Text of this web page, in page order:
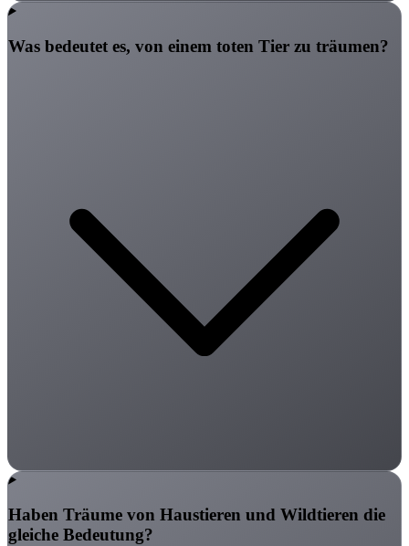
Was bedeutet es, von einem toten Tier zu träumen?
Haben Träume von Haustieren und Wildtieren die
gleiche Bedeutung?